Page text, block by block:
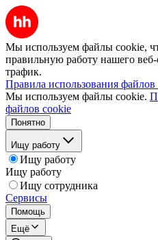
Мы используем файлы cookie,
правильную работу нашего веб-
трафик.
Правила использования файлов
Мы используем файлы cookie.
файлов cookie
Понятно
Ищу работу
Ищу работу
Ищу работу
Ищу сотрудника
Сервисы
Помощь
Ещё